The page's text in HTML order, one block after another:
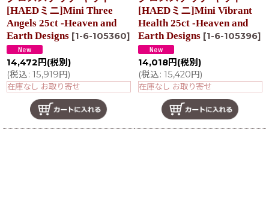
[HAEDミニ]Mini Three
Angels 25ct -Heaven and
Earth Designs [1-6-105360]
14,472 円 (税別)
(税込: 15,919円)
在庫なし お取り寄せ
[HAEDミニ]Mini Vibrant
Health 25ct -Heaven and
Earth Designs [1-6-105396]
14,018円 (税別)
(税込: 15,420円)
在庫なし お取り寄せ